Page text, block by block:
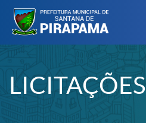
LICITAÇÕES